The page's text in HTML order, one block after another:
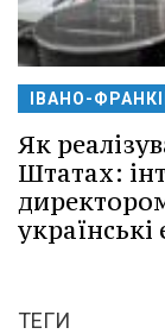
ІВАНО-
Як
Штатах:
ТЕГИ